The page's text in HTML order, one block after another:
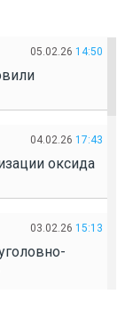
05.02.26 14:50
04.02.26 17:43
оксида
03.02.26 15:13